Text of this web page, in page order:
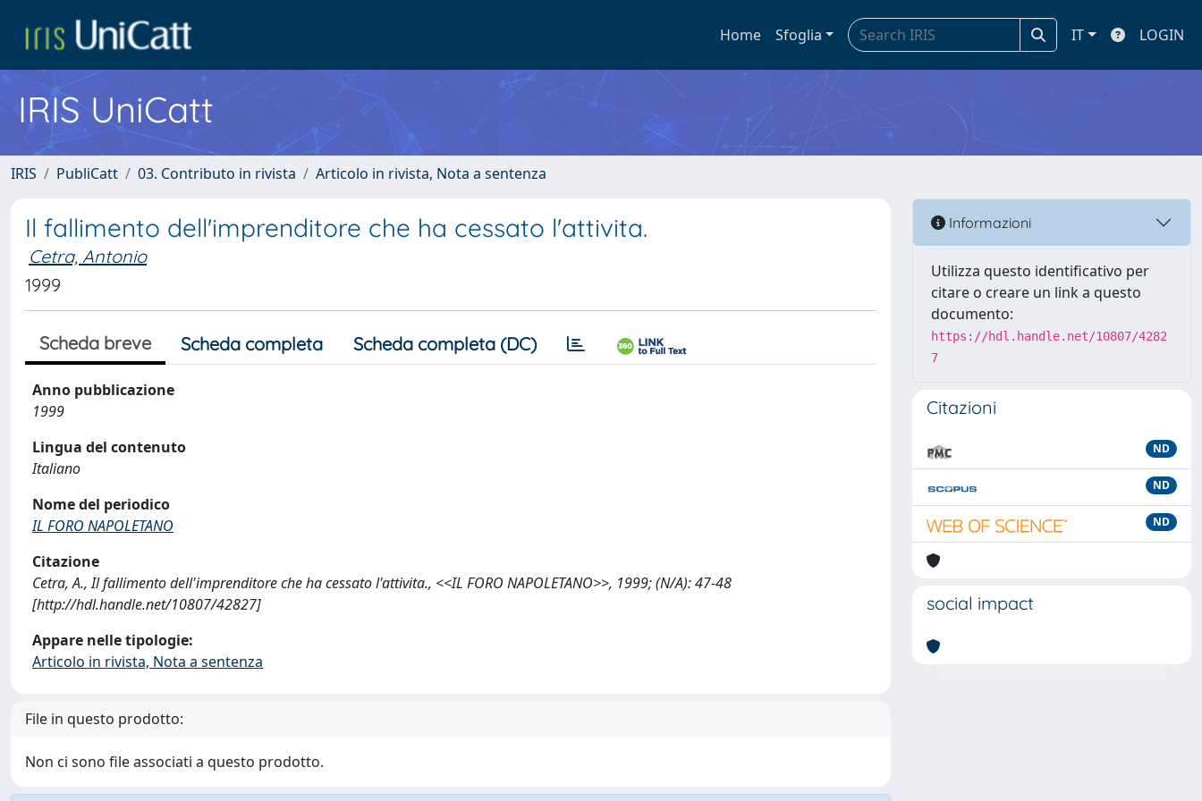
Home Sfoglia IT LOGIN
IRIS UniCatt
IRIS PubliCatt 03. Contributo in rivista Articolo in rivista, Nota a sentenza
Il fallimento dell'imprenditore che ha cessato l'attivita.
Cetra, Antonio
1999
Scheda breve Scheda completa Scheda completa (DC)
Anno pubblicazione
1999
Lingua del contenuto
Italiano
Nome del periodico
IL FORO NAPOLETANO
Citazione
Cetra, A., Il fallimento dell'imprenditore che ha cessato l'attivita., <<IL FORO NAPOLETANO>>, 1999; (N/A): 47-48
[http://hdl.handle.net/10807/42827]
Appare nelle tipologie:
Articolo in rivista, Nota a sentenza
File in questo prodotto:
Non ci sono file associati a questo prodotto.
Informazioni
Utilizza questo identificativo per
citare o creare un link a questo
documento:
https://hdl.handle.net/10807/4282
7
Citazioni
ND
ND
ND
social impact